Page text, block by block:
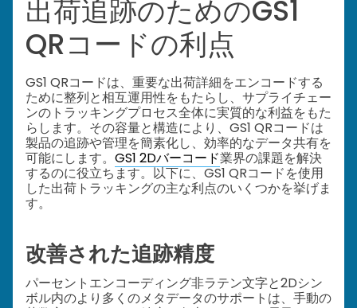
出荷追跡のためのGS1
QRコードの利点
GS1 QRコードは、重要な出荷詳細をエンコードする
ために整列と相互運用性をもたらし、サプライチェー
ンのトラッキングプロセス全体に実質的な利益をもた
らします。その容量と構造により、GS1 QRコードは
製品の追跡や管理を簡素化し、効率的なデータ共有を
可能にします。 GS1 2Dバーコード業界の課題を解決
するのに役立ちます。以下に、GS1 QRコードを使用
した出荷トラッキングの主な利点のいくつかを挙げま
す。
改善された追跡精度
パーセントエンコーディング非ラテン文字と2Dシン
ボル内のより多くのメタデータのサポートは、手動の